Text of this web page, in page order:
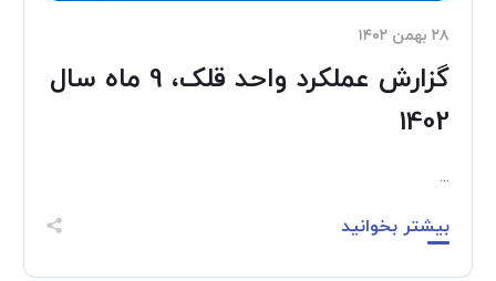
۲۸ بهمن ۱۴۰۲
گزارش عملکرد واحد قلک، 9 ماه سال
1402
...
بیشتر بخوانید